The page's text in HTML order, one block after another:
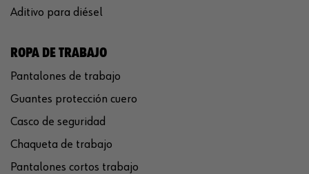
Aditivo para diésel
ROPA DE TRABAJO
Pantalones de trabajo
Guantes protección cuero
Casco de seguridad
Chaqueta de trabajo
Pantalones cortos trabajo